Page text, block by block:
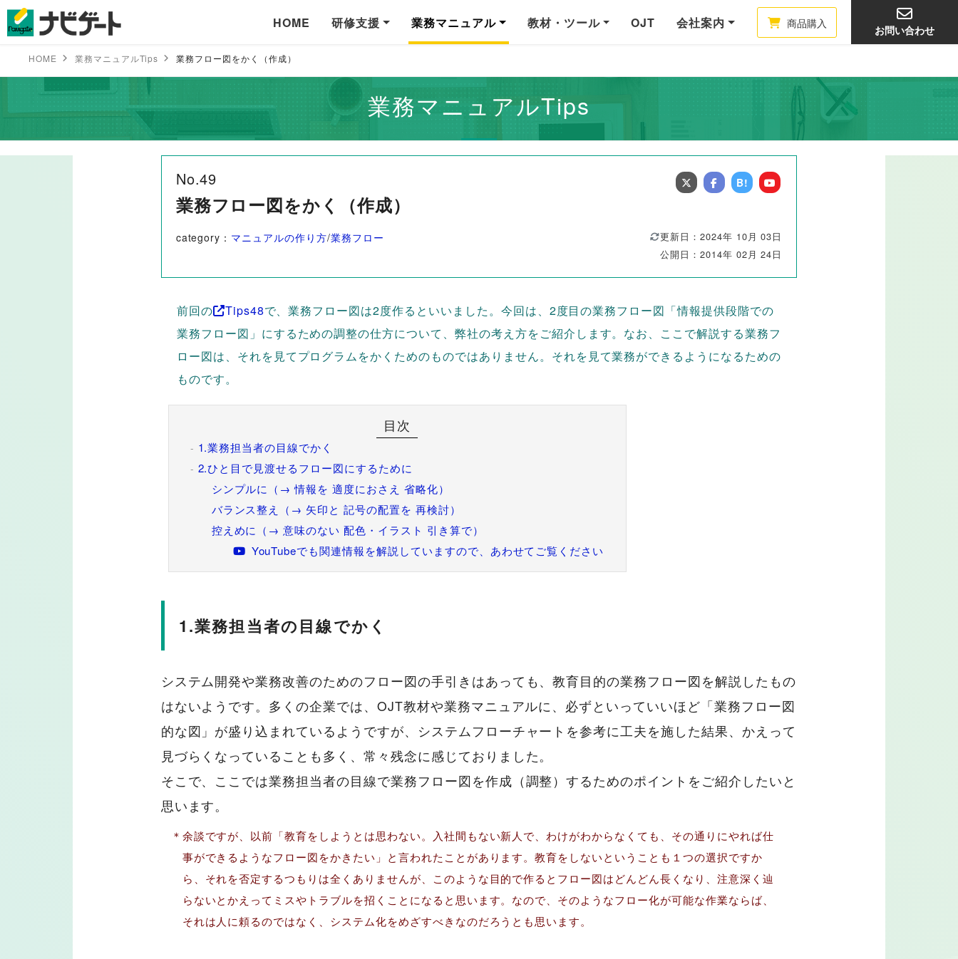
HOME 研修支援 業務マニュアル 教材・ツール OJT 会社案内 商品購入
お問い合わせ
HOME 業務マニュアルTips 業務フロー図をかく（作成）
業務マニュアルTips
B!
No.49
業務フロー図をかく（作成）
category： マニュアルの作り方/業務フロー
更新日：2024年 10月 03日
公開日：2014年 02月 24日
前回の Tips48で、業務フロー図は2度作るといいました。今回は、2度目の業務フロー図「情報提供段階での
業務フロー図」にするための調整の仕方について、弊社の考え方をご紹介します。なお、ここで解説する業務フ
ロー図は、それを見てプログラムをかくためのものではありません。それを見て業務ができるようになるための
ものです。
1.業務担当者の目線でかく
2.ひと目で見渡せるフロー図にするために
シンプルに（→ 情報を 適度におさえ 省略化）
バランス整え（→ 矢印と 記号の配置を 再検討）
控えめに（→ 意味のない 配色・イラスト 引き算で）
YouTubeでも関連情報を解説していますので、あわせてご覧ください
1.業務担当者の目線でかく
システム開発や業務改善のためのフロー図の手引きはあっても、教育目的の業務フロー図を解説したもの
はないようです。多くの企業では、OJT教材や業務マニュアルに、必ずといっていいほど「業務フロー図
的な図」が盛り込まれているようですが、システムフローチャートを参考に工夫を施した結果、かえって
見づらくなっていることも多く、常々残念に感じておりました。
そこで、ここでは業務担当者の目線で業務フロー図を作成（調整）するためのポイントをご紹介したいと
思います。
＊余談ですが、以前「教育をしようとは思わない。入社間もない新人で、わけがわからなくても、その通りにやれば仕
事ができるようなフロー図をかきたい」と言われたことがあります。教育をしないということも１つの選択ですか
ら、それを否定するつもりは全くありませんが、このような目的で作るとフロー図はどんどん長くなり、注意深く辿
らないとかえってミスやトラブルを招くことになると思います。なので、そのようなフロー化が可能な作業ならば、
それは人に頼るのではなく、システム化をめざすべきなのだろうとも思います。